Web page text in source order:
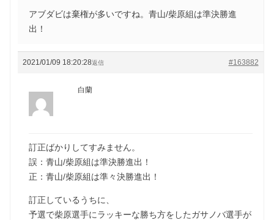
アブダビは棄権が多いですね。青山/柴原組は準決勝進
出！
2021/01/09 18:20:28 #163882
返信
白蘭
訂正ばかりしてすみません。
誤：青山/柴原組は準決勝進出！
正：青山/柴原組は準々決勝進出！
訂正しているうちに、
予選で柴原選手にラッキーな勝ち方をしたガサノバ選手が